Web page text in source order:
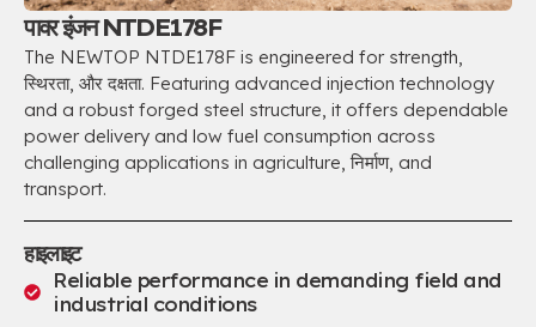
पावर इंजन NTDE178F
The NEWTOP NTDE178F is engineered for strength,
स्थिरता, और दक्षता. Featuring advanced injection technology
and a robust forged steel structure, it offers dependable
power delivery and low fuel consumption across
challenging applications in agriculture, निर्माण, and
transport.
हाइलाइट
Reliable performance in demanding field and
industrial conditions